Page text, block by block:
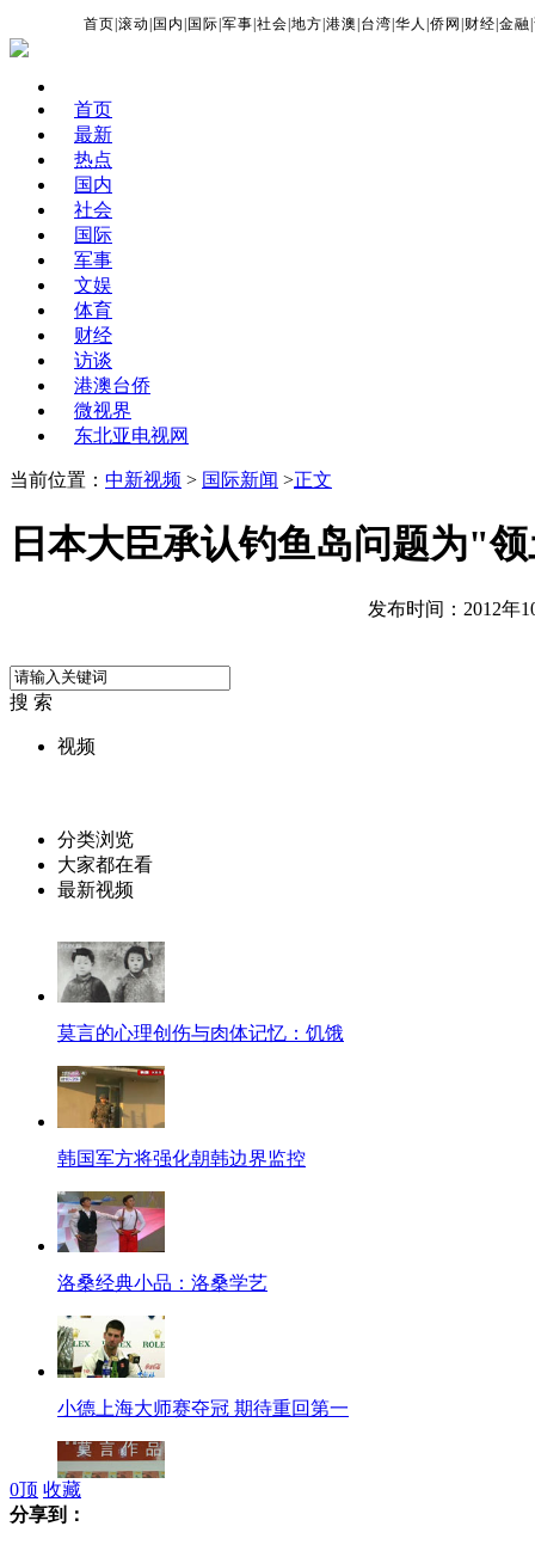
首页 |滚动 国内 国际 |军事 |社会 |地方 |港澳 台湾 |华人 |侨网 财经 |金融 |
首页
最新
热点
国内
社会
国际
军事
文娱
体育
财经
访谈
港澳台侨
微视界
东北亚电视网
当前位置： 中新视频 > 国际新闻 >正文
日本大臣承认钓鱼岛问题为"
发布时间：2012年
搜 索
视频
分类浏览
大家都在看
最新视频
莫言的心理创伤与肉体记忆：饥饿
韩国军方将强化朝韩边界监控
洛桑经典小品：洛桑学艺
小德上海大师赛夺冠 期待重回第一
0顶 收藏
分享到：